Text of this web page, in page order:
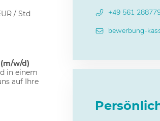
+49 561
bewerbung-
/ Std
(m/w/d)
in einem
auf Ihre